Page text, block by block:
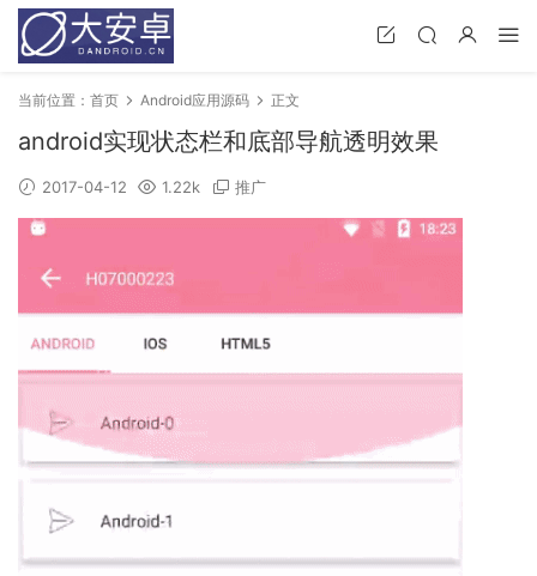
当前位置： 首页 Android应用源码 正文
android实现状态栏和底部导航透明效果
2017-04-12 1.22k 推广